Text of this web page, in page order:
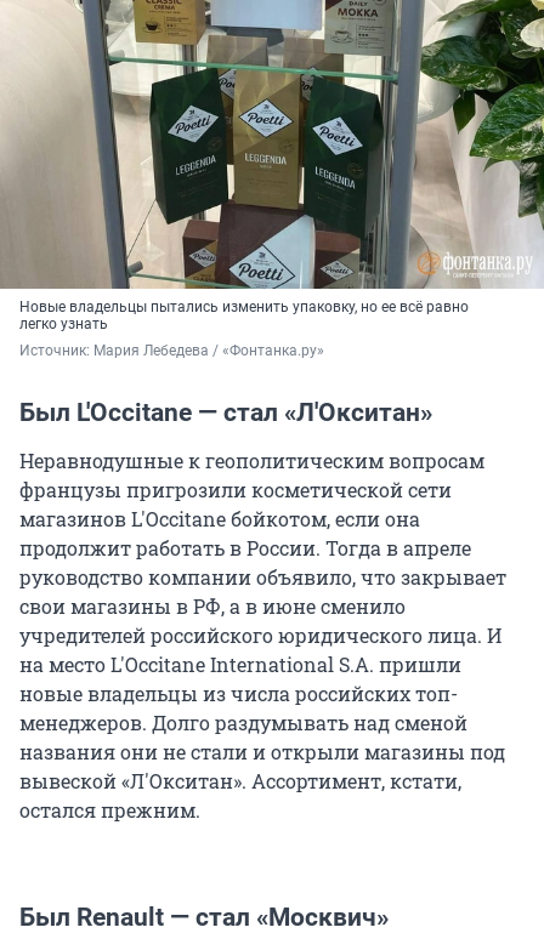
Новые владельцы пытались изменить упаковку, но ее всё равно
легко узнать
Источник: Мария Лебедева / «Фонтанка.ру»
Был L'Occitane — стал «Л'Окситан»
Неравнодушные к геополитическим вопросам
французы пригрозили косметической сети
магазинов L'Occitane бойкотом, если она
продолжит работать в России. Тогда в апреле
руководство компании объявило, что закрывает
свои магазины в РФ, а в июне сменило
учредителей российского юридического лица. И
на место L'Occitane International S.A. пришли
новые владельцы из числа российских топ-
менеджеров. Долго раздумывать над сменой
названия они не стали и открыли магазины под
вывеской «Л'Окситан». Ассортимент, кстати,
остался прежним.
Был Renault — стал «Москвич»